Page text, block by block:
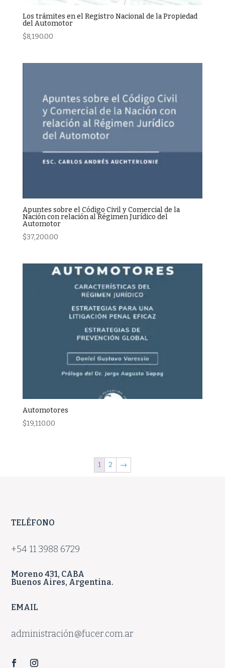
Los trámites en el Registro Nacional de la Propiedad
del Automotor
$8,190.00
Apuntes sobre el Código Civil y Comercial de la
Nación con relación al Régimen Jurídico del
Automotor
$37,200.00
Automotores
$19,110.00
1 2 →
TELÉFONO
+54 11 3988 6729
Moreno 431, CABA
Buenos Aires, Argentina.
EMAIL
administración@fucer.com.ar